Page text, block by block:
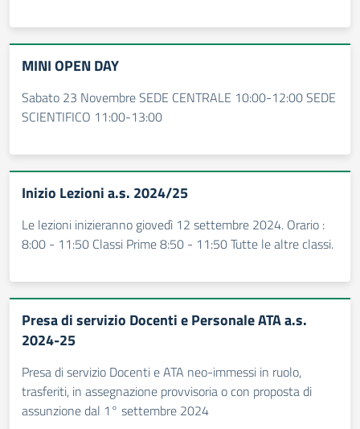
MINI OPEN DAY
Sabato 23 Novembre SEDE CENTRALE 10:00-12:00 SEDE
SCIENTIFICO 11:00-13:00
Inizio Lezioni a.s. 2024/25
Le lezioni inizieranno giovedì 12 settembre 2024. Orario :
8:00 - 11:50 Classi Prime 8:50 - 11:50 Tutte le altre classi.
Presa di servizio Docenti e Personale ATA a.s.
2024-25
Presa di servizio Docenti e ATA neo-immessi in ruolo,
trasferiti, in assegnazione provvisoria o con proposta di
assunzione dal 1° settembre 2024